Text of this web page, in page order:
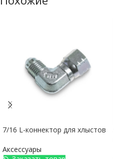
7/16 L-коннектор для хлыстов
Аксессуары